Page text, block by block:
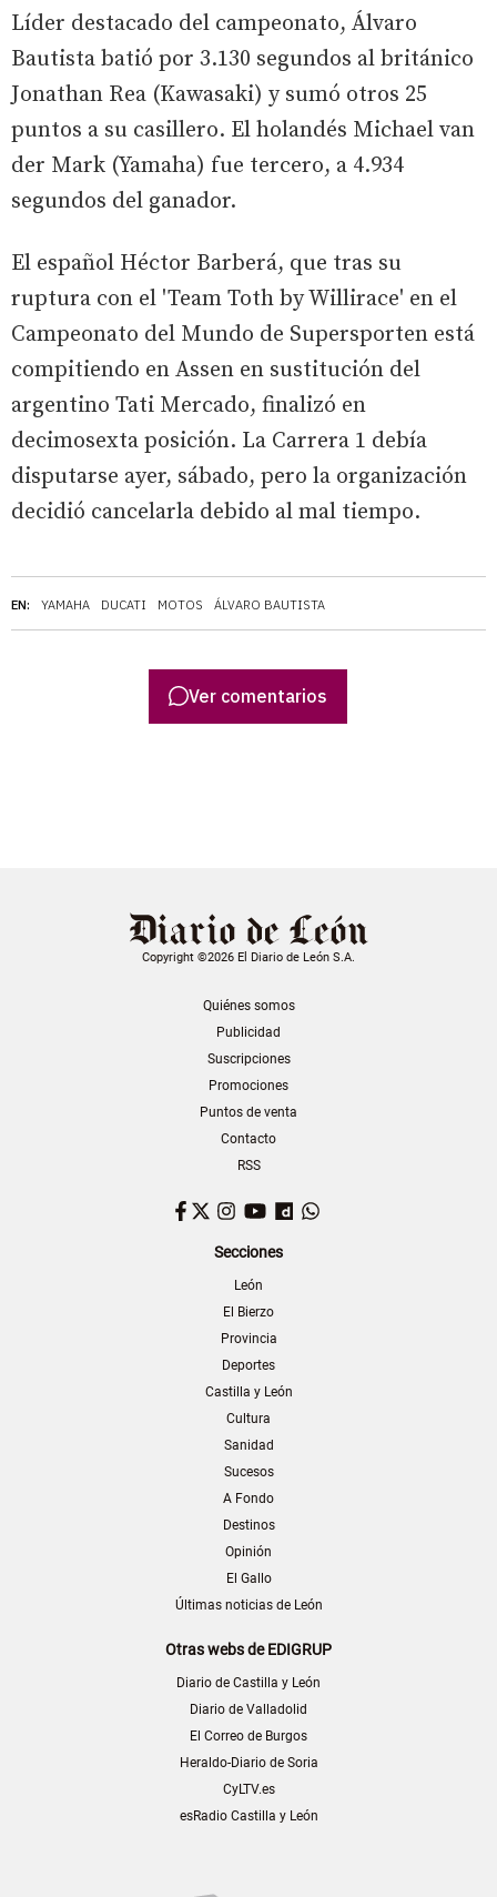
EN: YAMAHA DUCATI MOTOS ÁLVARO BAUTISTA
Líder destacado del campeonato, Álvaro
Bautista batió por 3.130 segundos al británico
Jonathan Rea (Kawasaki) y sumó otros 25
puntos a su casillero. El holandés Michael van
der Mark (Yamaha) fue tercero, a 4.934
segundos del ganador.
El español Héctor Barberá, que tras su
ruptura con el 'Team Toth by Willirace' en el
Campeonato del Mundo de Supersporten está
compitiendo en Assen en sustitución del
argentino Tati Mercado, finalizó en
decimosexta posición. La Carrera 1 debía
disputarse ayer, sábado, pero la organización
decidió cancelarla debido al mal tiempo.
Ver comentarios
Copyright ©2026 El Diario de León S.A.
Quiénes somos
Publicidad
Suscripciones
Promociones
Puntos de venta
Contacto
RSS
Facebook
TwitterInstagram
YouTubeDailymotion
Secciones
León
El Bierzo
Provincia
Deportes
Castilla y León
Cultura
Sanidad
Sucesos
A Fondo
Destinos
Opinión
El Gallo
Últimas noticias de León
Otras webs de EDIGRUP
Diario de Castilla y León
Diario de Valladolid
El Correo de Burgos
Heraldo-Diario de Soria
CyLTV.es
esRadio Castilla y León